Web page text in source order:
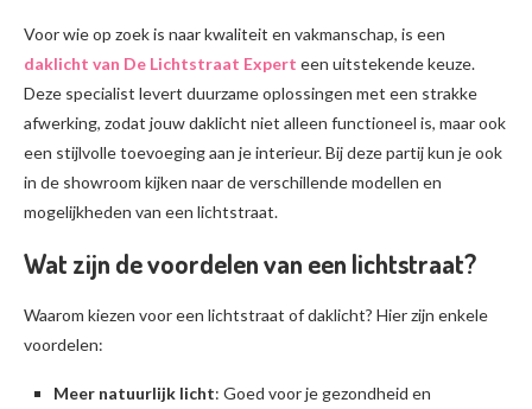
Voor wie op zoek is naar kwaliteit en vakmanschap, is een
daklicht van De Lichtstraat Expert een uitstekende keuze.
Deze specialist levert duurzame oplossingen met een strakke
afwerking, zodat jouw daklicht niet alleen functioneel is, maar ook
een stijlvolle toevoeging aan je interieur. Bij deze partij kun je ook
in de showroom kijken naar de verschillende modellen en
mogelijkheden van een lichtstraat.
Wat zijn de voordelen van een lichtstraat?
Waarom kiezen voor een lichtstraat of daklicht? Hier zijn enkele
voordelen:
Meer natuurlijk licht: Goed voor je gezondheid en